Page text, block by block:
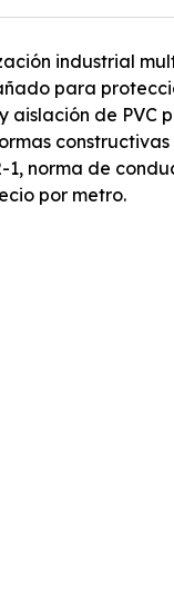
industrial
para
aislación de PVC
1, norma de
por metro.